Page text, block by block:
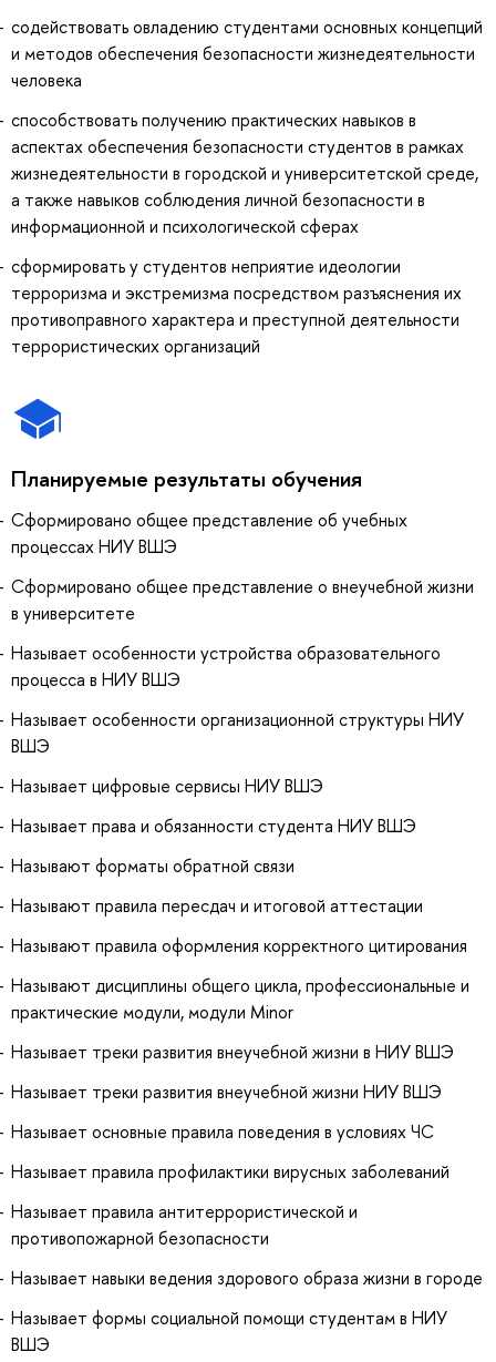
содействовать овладению студентами основных концепций
и методов обеспечения безопасности жизнедеятельности
человека
способствовать получению практических навыков в
аспектах обеспечения безопасности студентов в рамках
жизнедеятельности в городской и университетской среде,
а также навыков соблюдения личной безопасности в
информационной и психологической сферах
сформировать у студентов неприятие идеологии
терроризма и экстремизма посредством разъяснения их
противоправного характера и преступной деятельности
террористических организаций
Планируемые результаты обучения
Сформировано общее представление об учебных
процессах НИУ ВШЭ
Сформировано общее представление о внеучебной жизни
в университете
Называет особенности устройства образовательного
процесса в НИУ ВШЭ
Называет особенности организационной структуры НИУ
ВШЭ
Называет цифровые сервисы НИУ ВШЭ
Называет права и обязанности студента НИУ ВШЭ
Называют форматы обратной связи
Называют правила пересдач и итоговой аттестации
Называют правила оформления корректного цитирования
Называют дисциплины общего цикла, профессиональные и
практические модули, модули Minor
Называет треки развития внеучебной жизни в НИУ ВШЭ
Называет треки развития внеучебной жизни НИУ ВШЭ
Называет основные правила поведения в условиях ЧС
Называет правила профилактики вирусных заболеваний
Называет правила антитеррористической и
противопожарной безопасности
Называет навыки ведения здорового образа жизни в городе
Называет формы социальной помощи студентам в НИУ
ВШЭ